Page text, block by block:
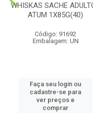
WHISKAS SACHE
ATUM 1X85G(40)
Código: 91692
Embalagem: UN
Faça seu login ou
cadastre-se para
ver preços e
comprar